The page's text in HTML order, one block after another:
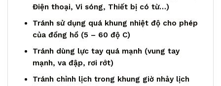
Điện thoại, Vi sóng, Thiết bị có từ…)
Tránh sử dụng quá khung nhiệt độ cho phép
của đồng hồ (5 – 60 độ C)
Tránh dùng lực tay quá mạnh (vung tay
mạnh, va đập, rơi rớt)
Tránh chỉnh lịch trong khung giờ nhảy lịch